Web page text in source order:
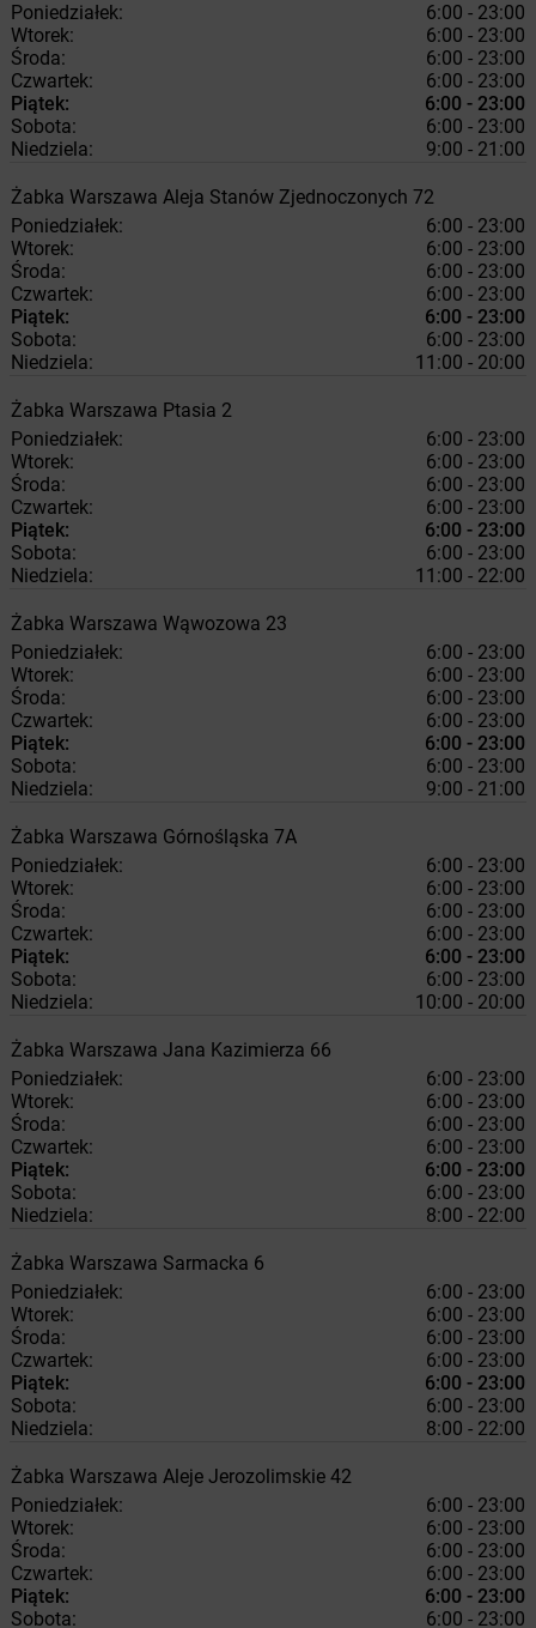
Poniedziałek:
6:00 - 23:00
Wtorek:
6:00 - 23:00
Środa:
6:00 - 23:00
Czwartek:
6:00 - 23:00
Piątek:
6:00 - 23:00
Sobota:
6:00 - 23:00
Niedziela:
9:00 - 21:00
Żabka Warszawa Aleja Stanów Zjednoczonych 72
Poniedziałek:
6:00 - 23:00
Wtorek:
6:00 - 23:00
Środa:
6:00 - 23:00
Czwartek:
6:00 - 23:00
Piątek:
6:00 - 23:00
Sobota:
6:00 - 23:00
Niedziela:
11:00 - 20:00
Żabka Warszawa Ptasia 2
Poniedziałek:
6:00 - 23:00
Wtorek:
6:00 - 23:00
Środa:
6:00 - 23:00
Czwartek:
6:00 - 23:00
Piątek:
6:00 - 23:00
Sobota:
6:00 - 23:00
Niedziela:
11:00 - 22:00
Żabka Warszawa Wąwozowa 23
Poniedziałek:
6:00 - 23:00
Wtorek:
6:00 - 23:00
Środa:
6:00 - 23:00
Czwartek:
6:00 - 23:00
Piątek:
6:00 - 23:00
Sobota:
6:00 - 23:00
Niedziela:
9:00 - 21:00
Żabka Warszawa Górnośląska 7A
Poniedziałek:
6:00 - 23:00
Wtorek:
6:00 - 23:00
Środa:
6:00 - 23:00
Czwartek:
6:00 - 23:00
Piątek:
6:00 - 23:00
Sobota:
6:00 - 23:00
Niedziela:
10:00 - 20:00
Żabka Warszawa Jana Kazimierza 66
Poniedziałek:
6:00 - 23:00
Wtorek:
6:00 - 23:00
Środa:
6:00 - 23:00
Czwartek:
6:00 - 23:00
Piątek:
6:00 - 23:00
Sobota:
6:00 - 23:00
Niedziela:
8:00 - 22:00
Żabka Warszawa Sarmacka 6
Poniedziałek:
6:00 - 23:00
Wtorek:
6:00 - 23:00
Środa:
6:00 - 23:00
Czwartek:
6:00 - 23:00
Piątek:
6:00 - 23:00
Sobota:
6:00 - 23:00
Niedziela:
8:00 - 22:00
Żabka Warszawa Aleje Jerozolimskie 42
Poniedziałek:
6:00 - 23:00
Wtorek:
6:00 - 23:00
Środa:
6:00 - 23:00
Czwartek:
6:00 - 23:00
Piątek:
6:00 - 23:00
Sobota:
6:00 - 23:00